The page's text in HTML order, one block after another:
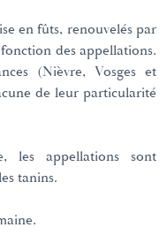
en fûts, renouvelés par
des appellations.
(Nièvre, Vosges et
de leur particularité
les appellations sont
tanins.